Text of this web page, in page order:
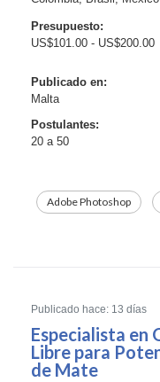
Presupuesto:
US$101.00 - US$200.00
Publicado en:
Malta
Postulantes:
20 a 50
Adobe Photoshop
Publicado hace: 13 días
Especialista en
Libre para
de Mate